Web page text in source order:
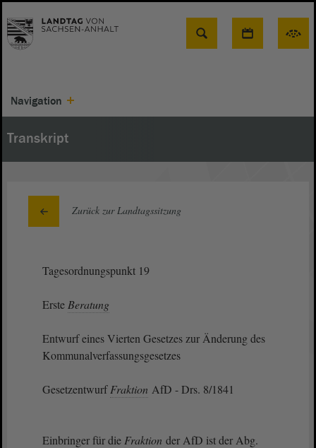
Suche
Navigation
Transkript
Zurück zur Landtagssitzung
Tagesordnungspunkt 19
Erste Beratung
Entwurf eines Vierten Gesetzes zur Änderung des
Kommunalverfassungsgesetzes
GesetzentwurfFraktion AfD - Drs. 8/1841
Einbringer für die Fraktion der AfD ist der Abg.